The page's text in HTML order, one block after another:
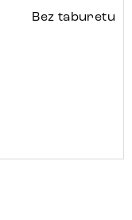
Bez taburetu